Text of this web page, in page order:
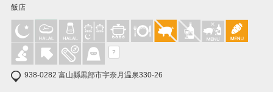
飯店
?
938-0282 富山縣黒部市宇奈月温泉330-26